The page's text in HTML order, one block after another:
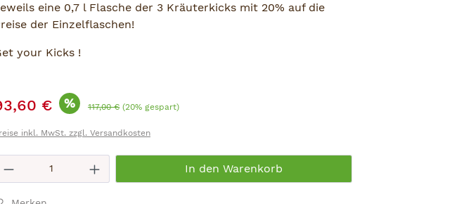
eine 0,7 l Flasche der 3 Kräuterkicks mit 20% auf die
der Einzelflaschen!
your Kicks !
€ % Regulärer Preis:
117,00 € (20% gespart)
inkl. MwSt. zzgl. Versandkosten
Produkt Anzahl: Gib den gewünschten Wert ein oder
In den Warenkorb